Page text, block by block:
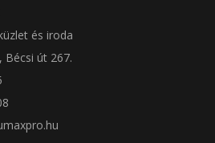
és iroda
Bécsi út 267.